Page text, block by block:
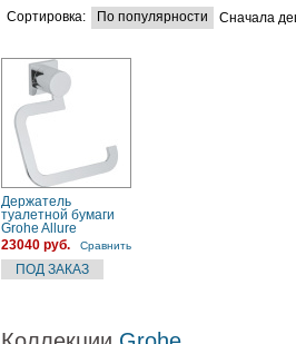
Сортировка: По популярности Сначала
Держатель
туалетной бумаги
Grohe Allure
(40279000) хром
23040 руб. Сравнить